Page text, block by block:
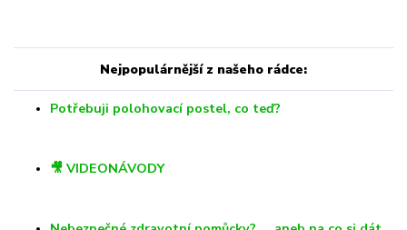
Nejpopulárnější z našeho rádce:
Potřebuji polohovací postel, co teď?
🎥 VIDEONÁVODY